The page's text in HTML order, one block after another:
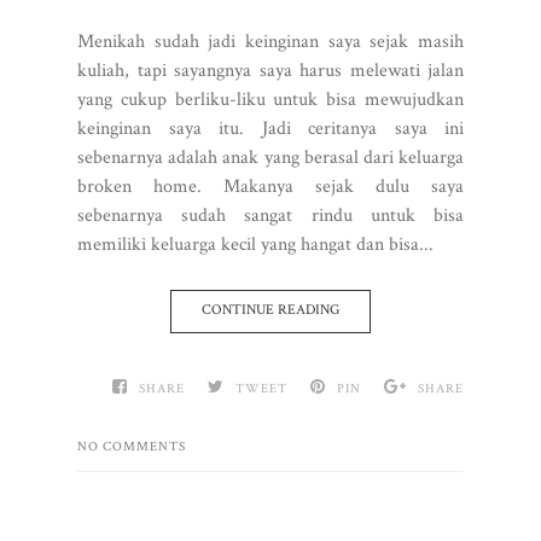
Menikah sudah jadi keinginan saya sejak masih
kuliah, tapi sayangnya saya harus melewati jalan
yang cukup berliku-liku untuk bisa mewujudkan
keinginan saya itu. Jadi ceritanya saya ini
sebenarnya adalah anak yang berasal dari keluarga
broken home. Makanya sejak dulu saya
sebenarnya sudah sangat rindu untuk bisa
memiliki keluarga kecil yang hangat dan bisa...
CONTINUE READING
SHARE TWEET PIN SHARE
NO COMMENTS